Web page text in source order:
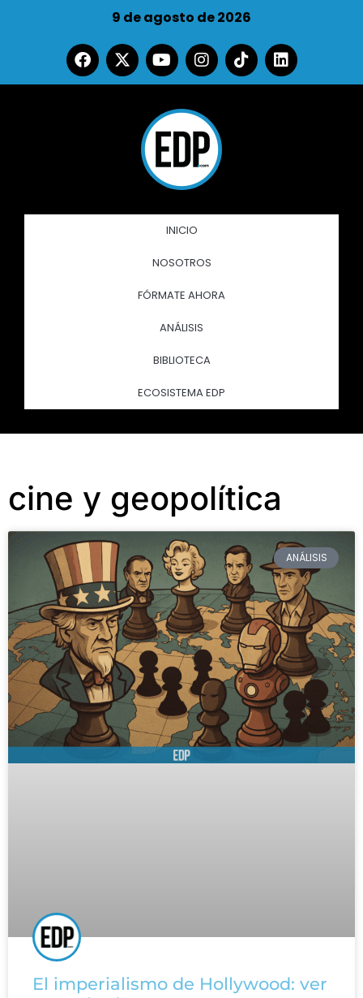
9 de agosto de 2026
INICIO
NOSOTROS
FÓRMATE AHORA
ANÁLISIS
BIBLIOTECA
ECOSISTEMA EDP
cine y geopolítica
ANÁLISIS
El imperialismo de Hollywood: ver